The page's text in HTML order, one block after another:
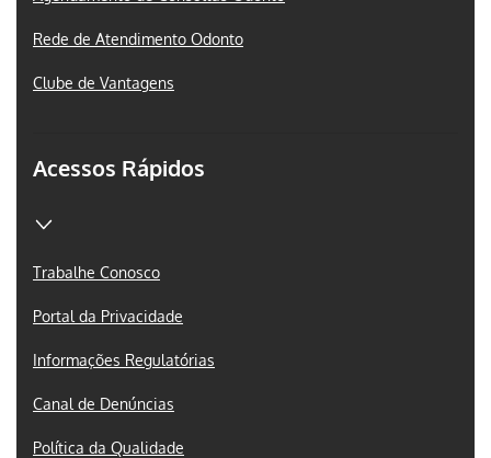
Rede de Atendimento Odonto
Clube de Vantagens
Acessos Rápidos
Trabalhe Conosco
Portal da Privacidade
Informações Regulatórias
Canal de Denúncias
Política da Qualidade